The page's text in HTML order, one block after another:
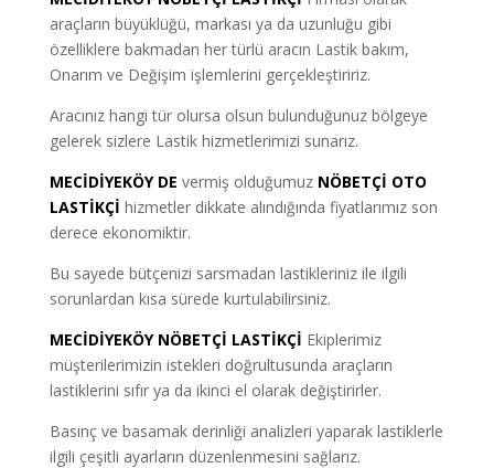
araçların büyüklüğü, markası ya da uzunluğu gibi
özelliklere bakmadan her türlü aracın Lastik bakım,
Onarım ve Değişim işlemlerini gerçekleştiririz.
Aracınız hangi tür olursa olsun bulunduğunuz bölgeye
gelerek sizlere Lastik hizmetlerimizi sunarız.
MECİDİYEKÖY DE vermiş olduğumuz NÖBETÇİ OTO
LASTİKÇİ hizmetler dikkate alındığında fiyatlarımız son
derece ekonomiktir.
Bu sayede bütçenizi sarsmadan lastikleriniz ile ilgili
sorunlardan kısa sürede kurtulabilirsiniz.
MECİDİYEKÖY NÖBETÇİ LASTİKÇİ Ekiplerimiz
müşterilerimizin istekleri doğrultusunda araçların
lastiklerini sıfır ya da ikinci el olarak değiştirirler.
Basınç ve basamak derinliği analizleri yaparak lastiklerle
ilgili çeşitli ayarların düzenlenmesini sağlarız.